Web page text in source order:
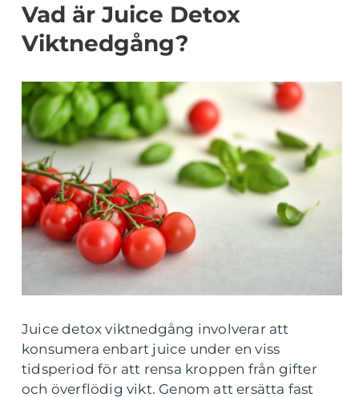
Vad är Juice Detox
Viktnedgång?
Juice detox viktnedgång involverar att
konsumera enbart juice under en viss
tidsperiod för att rensa kroppen från gifter
och överflödig vikt. Genom att ersätta fast